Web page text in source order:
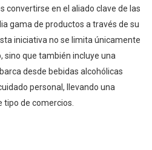
convertirse en el aliado clave de las
gama de productos a través de su
iniciativa no se limita únicamente
sino que también incluye una
desde bebidas alcohólicas
personal, llevando una
de comercios.